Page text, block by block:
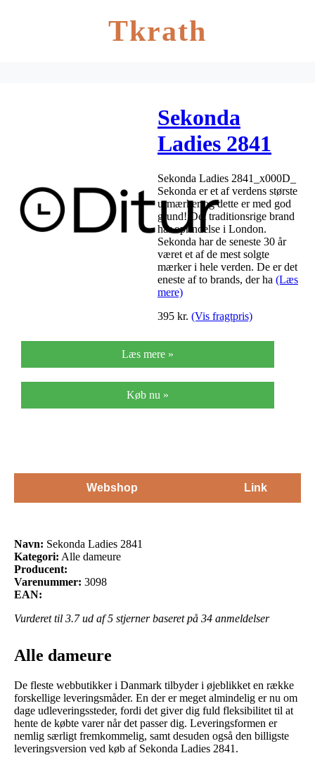
Tkrath
Sekonda
Ladies 2841
Sekonda Ladies 2841_x000D_
Sekonda er et af verdens største
urmærker og dette er med god
grund! Det traditionsrige brand
har oprindelse i London.
Sekonda har de seneste 30 år
været et af de mest solgte
mærker i hele verden. De er det
eneste af to brands, der ha (Læs
mere)
395 kr. (Vis fragtpris)
Læs mere »
Køb nu »
Webshop Link
Navn: Sekonda Ladies 2841
Kategori: Alle dameure
Producent:
Varenummer: 3098
EAN:
Vurderet til 3.7ud af 5 stjerner baseret på 34 anmeldelser
Alle dameure
De fleste webbutikker i Danmark tilbyder i øjeblikket en række
forskellige leveringsmåder. En der er meget almindelig er nu om
dage udleveringssteder, fordi det giver dig fuld fleksibilitet til at
hente de købte varer når det passer dig. Leveringsformen er
nemlig særligt fremkommelig, samt desuden også den billigste
leveringsversion ved køb af Sekonda Ladies 2841.